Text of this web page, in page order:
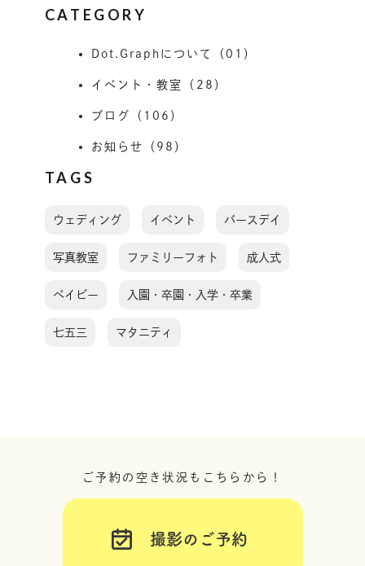
CATEGORY
Dot.Graphについて（01）
イベント・教室（28）
ブログ（106）
お知らせ（98）
TAGS
ウェディング イベント バースデイ
写真教室 ファミリーフォト 成人式
ベイビー 入園・卒園・入学・卒業
七五三 マタニティ
ご予約の空き状況もこちらから！
撮影のご予約